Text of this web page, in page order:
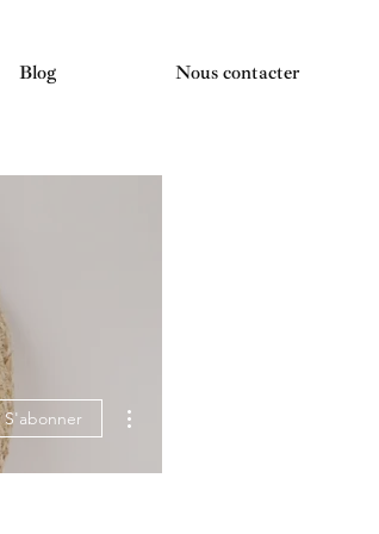
Blog Nous contacter
S'abonner